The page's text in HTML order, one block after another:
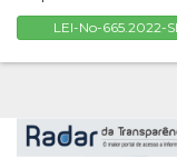
LEI-No-665.2022-